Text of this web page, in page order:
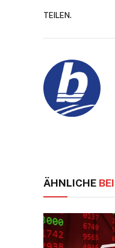
TEILEN.
ÄHNLICHE